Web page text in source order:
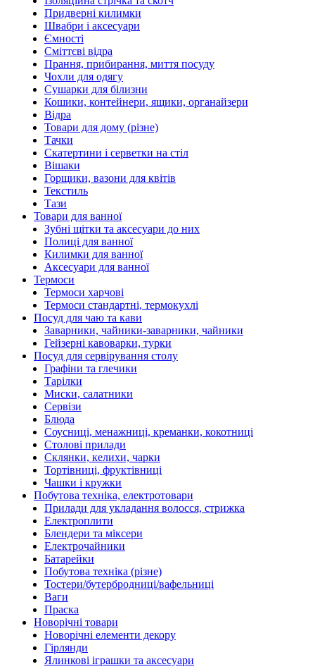
Придверні килимки
Швабри і аксесуари
Ємності
Сміттєві відра
Прання, прибирання, миття посуду
Чохли для одягу
Сушарки для білизни
Кошики, контейнери, ящики, органайзери
Відра
Товари для дому (різне)
Тачки
Скатертини і серветки на стіл
Вішаки
Горщики, вазони для квітів
Текстиль
Тази
Товари для ванної
Зубні щітки та аксесуари до них
Полиці для ванної
Килимки для ванної
Аксесуари для ванної
Термоси
Термоси харчові
Термоси стандартні, термокухлі
Посуд для чаю та кави
Заварники, чайники-заварники, чайники
Гейзерні кавоварки, турки
Посуд для сервірування столу
Графіни та глечики
Тарілки
Миски, салатники
Сервізи
Блюда
Соусниці, менажниці, креманки, кокотниці
Столові прилади
Склянки, келихи, чарки
Тортівниці, фруктівниці
Чашки і кружки
Побутова техніка, електротовари
Прилади для укладання волосся, стрижка
Електроплити
Блендери та міксери
Електрочайники
Батарейки
Побутова техніка (різне)
Тостери/бутербродниці/вафельниці
Ваги
Праска
Новорічні товари
Новорічні елементи декору
Гірлянди
Ялинкові іграшки та аксесуари